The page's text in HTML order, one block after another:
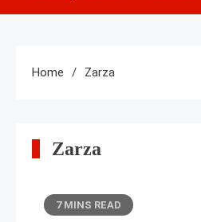
Home Zarza
Zarza
7 MINS READ